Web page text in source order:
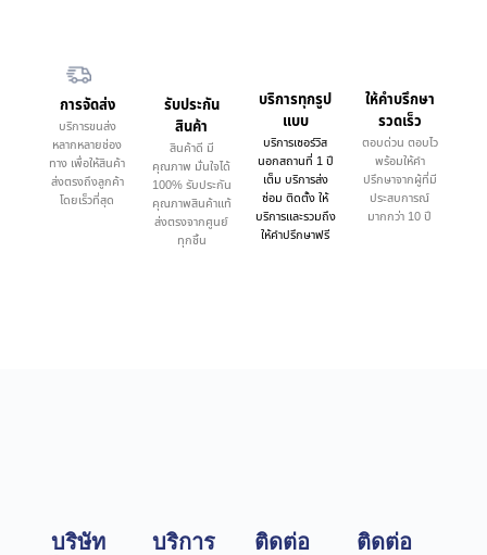
การจัดส่ง
บริการขนส่ง
หลากหลายช่อง
ทาง เพื่อให้สินค้า
ส่งตรงถึงลูกค้า
โดยเร็วที่สุด
รับประกัน
สินค้า
สินค้าดี มี
คุณภาพ มั่นใจได้
100% รับประกัน
คุณภาพสินค้าแท้
ส่งตรงจากศูนย์
ทุกชิ้น
บริการทุกรูป
แบบ
บริการเซอร์วิส
นอกสถานที่ 1 ปี
เต็ม บริการส่ง
ซ่อม ติดตั้ง ให้
บริการและรวมถึง
ให้คำปรึกษาฟรี
ให้คำบรึกษา
รวดเร็ว
ตอบด่วน ตอบไว
พร้อมให้คำ
ปรึกษาจากผู้ที่มี
ประสบการณ์
มากกว่า 10 ปี
บริษัท
บริการ
ติดต่อ
ติดต่อ